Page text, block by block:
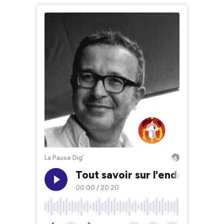
La Pause Dig’
Tout savoir sur l'endosleeve
00:00 / 20:20